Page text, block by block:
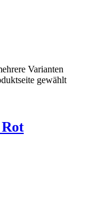
Varianten
gewählt